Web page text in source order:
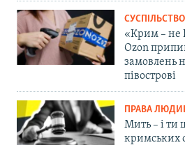
СУСПІЛЬСТВО
«Крим – не
Ozon
замовлень
півострові
ПРАВА
Мить – і ти
кримських